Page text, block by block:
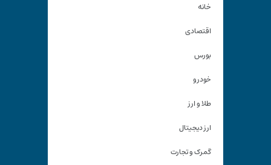
خانه
اقتصادی
بورس
خودرو
طلا و ارز
ارز دیجیتال
گمرک و تجارت